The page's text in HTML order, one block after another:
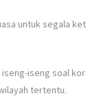
untuk segala
iseng soal
tertentu.